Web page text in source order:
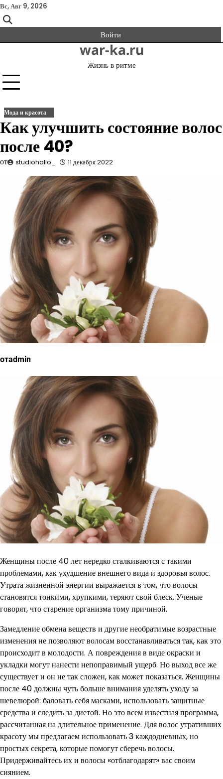
Перейти
к
содержимому
Вс, Авг 9, 2026
Войти
war-ka.ru
Жизнь в ритме
Мода и красота
Как улучшить состояние волос
после 40?
от studiohallo_ 11 декабря 2022
отadmin
Женщины после 40 лет нередко сталкиваются с такими
проблемами, как ухудшение внешнего вида и здоровья волос.
Утрата жизненной энергии выражается в том, что волосы
становятся тонкими, хрупкими, теряют свой блеск. Ученые
говорят, что старение организма тому причиной.
Замедление обмена веществ и другие необратимые возрастные
изменения не позволяют волосам восстанавливаться так, как это
происходит в молодости. А повреждения в виде окраски и
укладки могут нанести непоправимый ущерб. Но выход все же
существует и он не так сложен, как может показаться. Женщины
после 40 должны чуть больше внимания уделять уходу за
шевелюрой: баловать себя масками, использовать защитные
средства и следить за диетой. Но это всем известная программа,
рассчитанная на длительное применение. Для волос утративших
красоту мы предлагаем использовать 3 каждодневных, но
простых секрета, которые помогут сберечь волосы.
Придерживайтесь их и волосы «отблагодарят» вас своим
сиянием.